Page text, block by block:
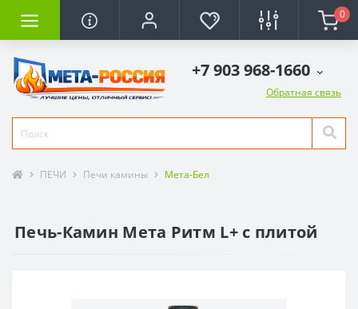
0
+7 903 968-1660
Обратная связь
ПЕЧИ Печи камины Мета-Бел
Печь-Камин Мета Ритм L+ с плитой